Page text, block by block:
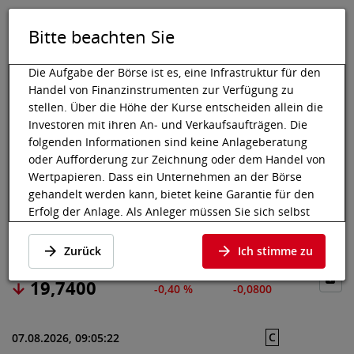
Toggle
Wiener Börse Marktdaten Aktien & Sonstige Preisdaten
Bitte beachten Sie
Die Aufgabe der Börse ist es, eine Infrastruktur für den
Handel von Finanzinstrumenten zur Verfügung zu
stellen. Über die Höhe der Kurse entscheiden allein die
Investoren mit ihren An- und Verkaufsaufträgen. Die
folgenden Informationen sind keine Anlageberatung
oder Aufforderung zur Zeichnung oder dem Handel von
Wertpapieren. Dass ein Unternehmen an der Börse
gehandelt werden kann, bietet keine Garantie für den
Erfolg der Anlage. Als Anleger müssen Sie sich selbst
Risiken, bis hin zum Totalverlust, abwägen. Lassen Sie
sich gegebenenfalls beraten. Besonders bei jüngeren
und kleineren Unternehmen kann es zu höheren
Kursschwankungen kommen und oft stehen weniger
Die nachfolgenden Wertpapiere notieren an einem
Zurück Ich stimme zu
KEYCORP
Preisdaten ·US4932671088 ·KEY
19,7400 -0,40 % -0,0800
07.08.2026, 09:05:22 C